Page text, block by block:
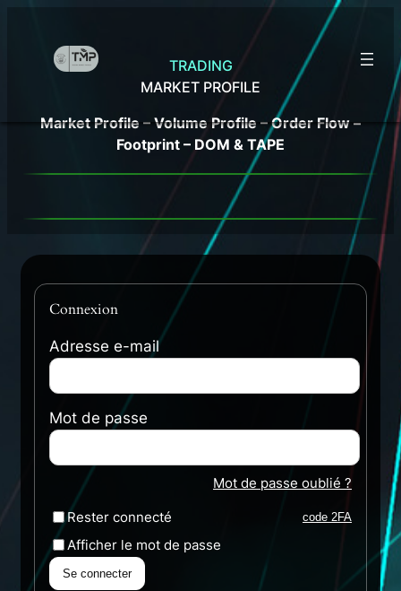
contenu
TRADING
MARKET PROFILE
Market Profile – Volume Profile – Order Flow –
Footprint – DOM & TAPE
Connexion
Adresse e-mail
Mot de passe
Mot de passe oublié ?
Rester connecté code 2FA
Afficher le mot de passe
Se connecter